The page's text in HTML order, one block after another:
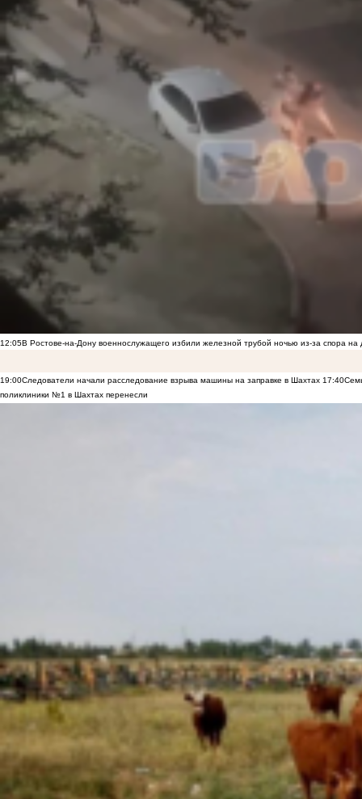
12:05В Ростове-на-Дону военнослужащего избили железной трубой ночью из-за спора на
19:00Следователи начали расследование взрыва машины на заправке в Шахтах 17:40
поликлиники №1 в Шахтах перенесли